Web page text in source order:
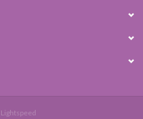
Lightspeed